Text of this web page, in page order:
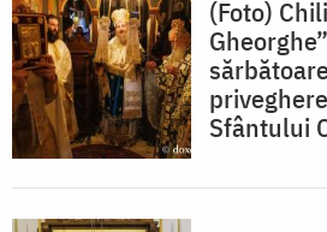
(Foto)
Sfântului